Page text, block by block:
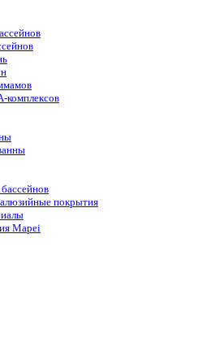
комплексов
покрытия
Mapei